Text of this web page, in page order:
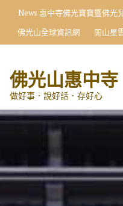
content
News 惠中寺佛光寶寶暨佛
佛光山全球資訊網
開山星
佛光山惠中寺
做好事．說好話．存好心